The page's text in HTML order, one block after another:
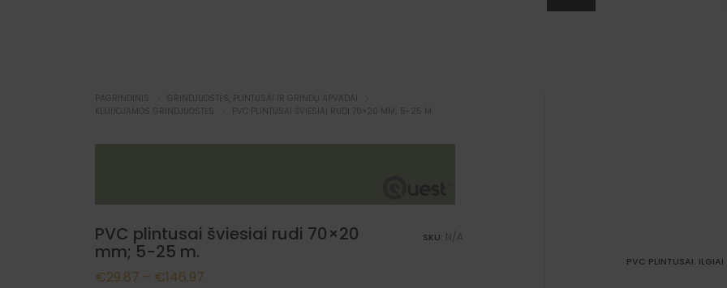
PAGRINDINIS
GRINDJUOSTĖS, PLINTUSAI IR GRINDŲ APVADAI
KLIJUOJAMOS GRINDJUOSTĖS
PVC PLINTUSAI ŠVIESIAI RUDI 70×20 MM; 5-25 M.
PVC plintusai šviesiai rudi 70×20
mm; 5-25 m.
€29.87 – €146.97
SKU: N/A
PVC PLINTUSAI. ILGIAI